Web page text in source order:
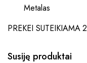
Metalas
PREKEI SUTEIKIAMA
Susiję produktai